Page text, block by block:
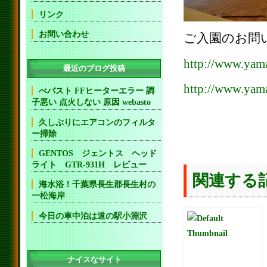
ご入園のお問
http://
http://
関連する
リンク
お問い合わせ
最近のブログ投稿
べバスト FFヒーターエラー 調
子悪い 点火しない 原因 webasto
久しぶりにエアコンのフィルタ
ー掃除
GENTOS ジェントス ヘッド
ライト GTR-931H レビュー
海水浴！千葉県長生郡長生村の
一松海岸
今日の車中泊は道の駅小淵沢
ナイスなサイト